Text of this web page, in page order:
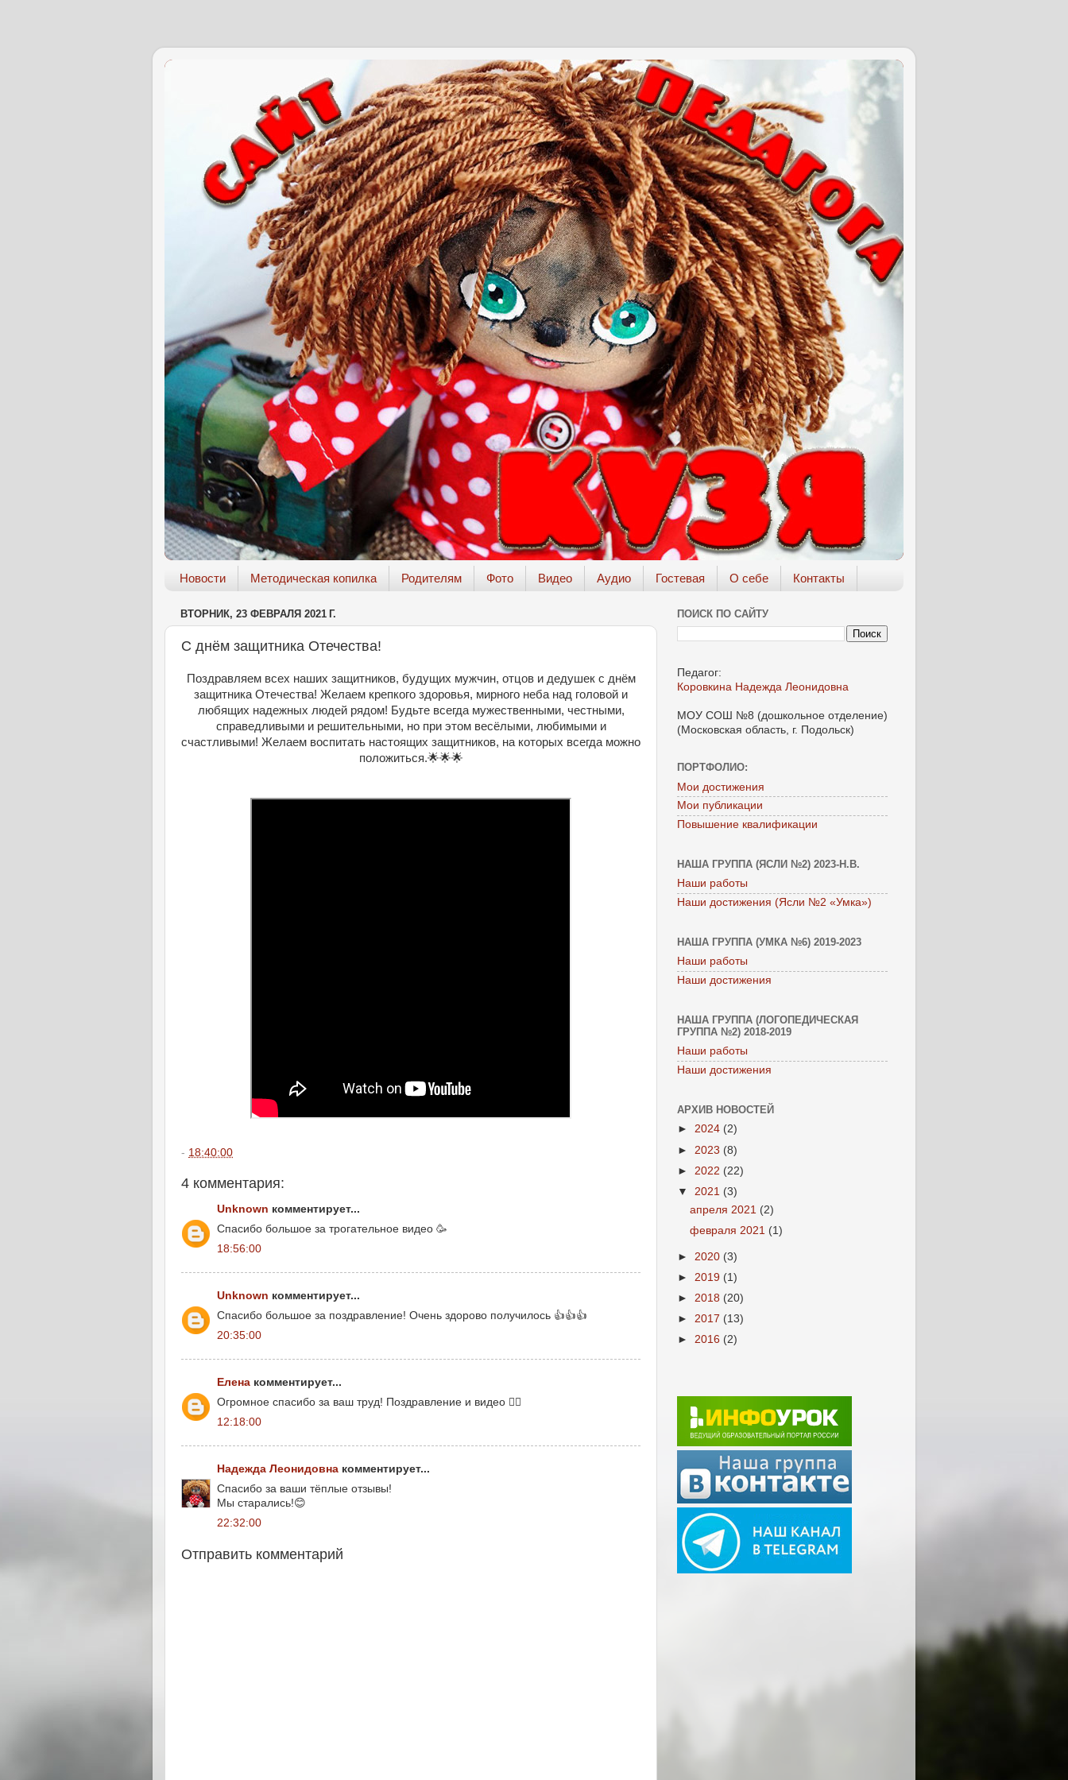
Новости Методическая копилка Родителям Фото Видео Аудио Гостевая О себе Контакты
ВТОРНИК, 23 ФЕВРАЛЯ 2021 Г.
С днём защитника Отечества!
Поздравляем всех наших защитников, будущих мужчин, отцов и дедушек с днём
защитника Отечества! Желаем крепкого здоровья, мирного неба над головой и
любящих надежных людей рядом! Будьте всегда мужественными, честными,
справедливыми и решительными, но при этом весёлыми, любимыми и
счастливыми! Желаем воспитать настоящих защитников, на которых всегда можно
положиться.🌟🌟🌟
- 18:40:00
4 комментария:
Unknown комментирует...
Спасибо большое за трогательное видео 🥳
18:56:00
Unknown комментирует...
Спасибо большое за поздравление! Очень здорово получилось 👍👍👍
20:35:00
Елена комментирует...
Огромное спасибо за ваш труд! Поздравление и видео 👍🏻
12:18:00
Надежда Леонидовна комментирует...
Спасибо за ваши тёплые отзывы!
Мы старались!😊
22:32:00
Отправить комментарий
ПОИСК ПО САЙТУ
Педагог:
Коровкина Надежда Леонидовна
МОУ СОШ №8 (дошкольное отделение)
(Московская область, г. Подольск)
ПОРТФОЛИО:
Мои достижения
Мои публикации
Повышение квалификации
НАША ГРУППА (ЯСЛИ №2) 2023-Н.В.
Наши работы
Наши достижения (Ясли №2 «Умка»)
НАША ГРУППА (УМКА №6) 2019-2023
Наши работы
Наши достижения
НАША ГРУППА (ЛОГОПЕДИЧЕСКАЯ
ГРУППА №2) 2018-2019
Наши работы
Наши достижения
АРХИВ НОВОСТЕЙ
► 2024 (2)
► 2023 (8)
► 2022 (22)
▼ 2021 (3)
апреля 2021 (2)
февраля 2021 (1)
► 2020 (3)
► 2019 (1)
► 2018 (20)
► 2017 (13)
► 2016 (2)